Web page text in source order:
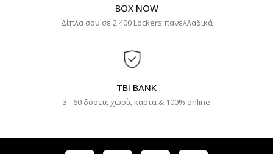
BOX NOW
Δίπλα σου σε 2.400 Lockers πανελλαδικά
TBI BANK
3 - 60 δόσεις χωρίς κάρτα & 100% online